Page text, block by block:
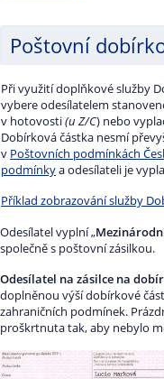
Poštovní
Při využití doplňkové služby
vybere odesílatelem
v hotovosti(u Z/C) nebo
Dobírková částka nesmí
v Poštovních podmínkách
podmínkya odesílateli je
Příklad zobrazování služby
Odesílatel vyplní „
společně s poštovní zásilkou.
Odesílatel na zásilce na
doplněnou výší dobírkové
zahraničních podmínek.
proškrtnuta tak, aby nebylo